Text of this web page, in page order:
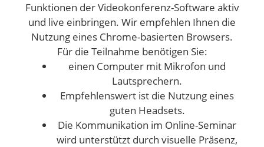
Funktionen der Videokonferenz-Software aktiv
und live einbringen. Wir empfehlen Ihnen die
Nutzung eines Chrome-basierten Browsers.
Für die Teilnahme benötigen Sie:
einen Computer mit Mikrofon und
Lautsprechern.
Empfehlenswert ist die Nutzung eines
guten Headsets.
Die Kommunikation im Online-Seminar
wird unterstützt durch visuelle Präsenz,